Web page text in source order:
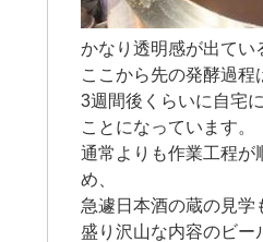
かなり透明感が出てい
ここから先の発酵過
3週間後くらいに自宅
ことになっています。
通常よりも作業工程が
め、
急遽日本酒の蔵の見学
盛り沢山な内容のビ